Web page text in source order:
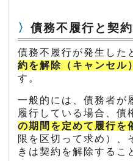
債務不履行と契
債務不履行が発生した
約を解除（キャンセル）
す。
一般的には、債務者が
履行している場合、債
の期間を定めて履行を
限を区切って求め）、
きは契約を解除するこ